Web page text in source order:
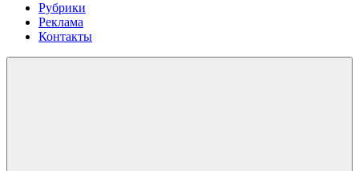
Рубрики
Реклама
Контакты